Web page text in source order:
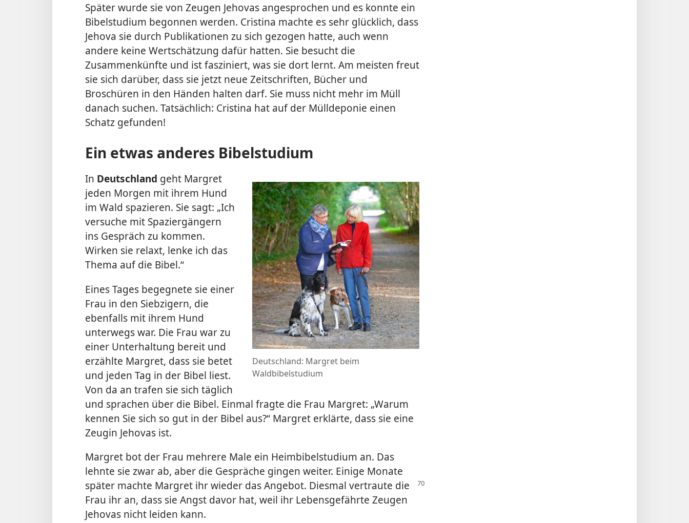
Später wurde sie von Zeugen Jehovas angesprochen und es konnte ein
Bibelstudium begonnen werden. Cristina machte es sehr glücklich, dass
Jehova sie durch Publikationen zu sich gezogen hatte, auch wenn
andere keine Wertschätzung dafür hatten. Sie besucht die
Zusammenkünfte und ist fasziniert, was sie dort lernt. Am meisten freut
sie sich darüber, dass sie jetzt neue Zeitschriften, Bücher und
Broschüren in den Händen halten darf. Sie muss nicht mehr im Müll
danach suchen. Tatsächlich: Cristina hat auf der Mülldeponie einen
Schatz gefunden!
Ein etwas anderes Bibelstudium
Deutschland: Margret beim
Waldbibelstudium
In Deutschland geht Margret
jeden Morgen mit ihrem Hund
im Wald spazieren. Sie sagt: „Ich
versuche mit Spaziergängern
ins Gespräch zu kommen.
Wirken sie relaxt, lenke ich das
Thema auf die Bibel.“
Eines Tages begegnete sie einer
Frau in den Siebzigern, die
ebenfalls mit ihrem Hund
unterwegs war. Die Frau war zu
einer Unterhaltung bereit und
erzählte Margret, dass sie betet
und jeden Tag in der Bibel liest.
Von da an trafen sie sich täglich
und sprachen über die Bibel. Einmal fragte die Frau Margret: „Warum
kennen Sie sich so gut in der Bibel aus?“ Margret erklärte, dass sie eine
Zeugin Jehovas ist.
Margret bot der Frau mehrere Male ein Heimbibelstudium an. Das
lehnte sie zwar ab, aber die Gespräche gingen weiter. Einige Monate
später machte Margret ihrwieder das Angebot. Diesmal vertraute die
Frau ihr an, dass sie Angst davor hat, weil ihr Lebensgefährte Zeugen
Jehovas nicht leiden kann.